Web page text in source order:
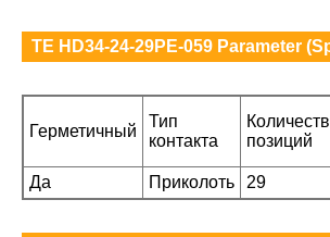
TE HD34-24-29PE-059 Parameter
Герметичный
Тип
контакта
позиций
Да
Приколоть 29